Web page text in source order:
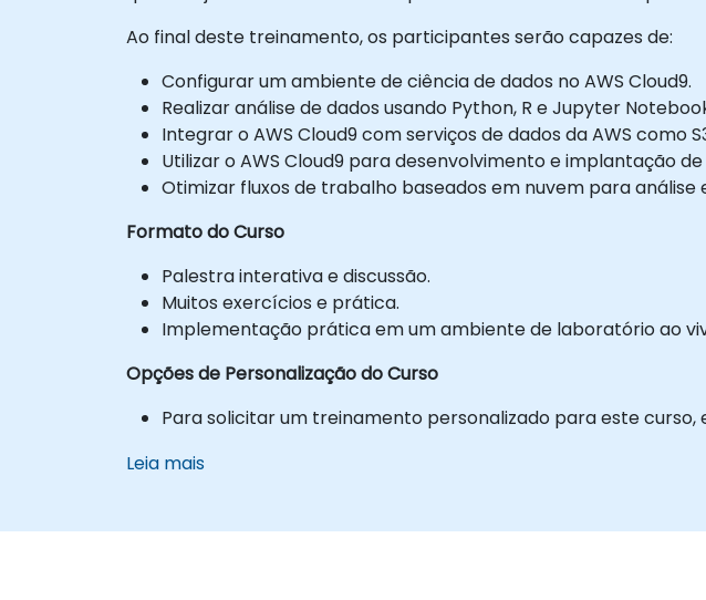
Ao final deste treinamento, os participantes serão capazes de:
Configurar um ambiente de ciência de dados no AWS Cloud9.
Realizar análise de dados usando Python, R e Jupyter
Integrar o AWS Cloud9 com serviços de dados da AWS como
Utilizar o AWS Cloud9 para desenvolvimento e implantação
Otimizar fluxos de trabalho baseados em nuvem para análise
Formato do Curso
Palestra interativa e discussão.
Muitos exercícios e prática.
Implementação prática em um ambiente de laboratório ao
Opções de Personalização do Curso
Para solicitar um treinamento personalizado para este
Leia mais